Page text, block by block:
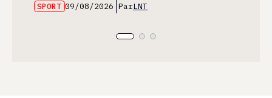
SPORT 09/08/2026 ParLNT